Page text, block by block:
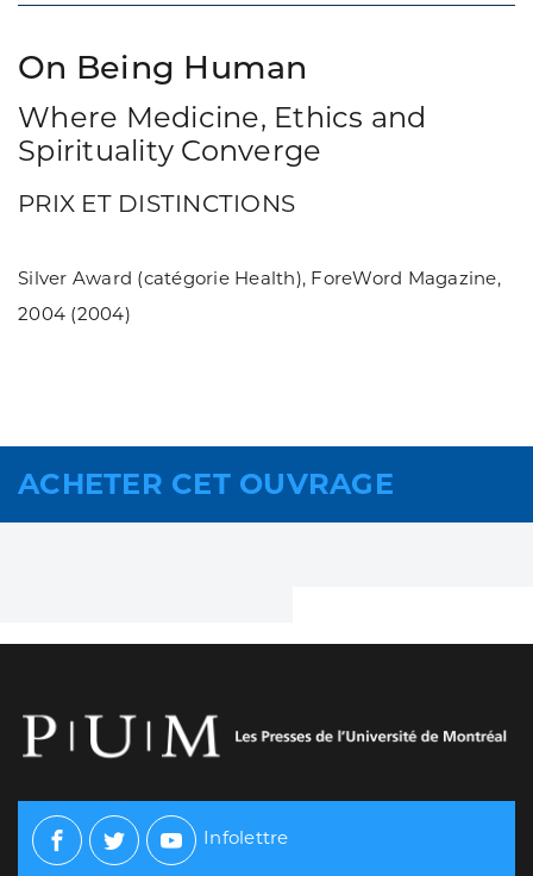
On Being Human
Where Medicine, Ethics and
Spirituality Converge
PRIX ET DISTINCTIONS
Silver Award (catégorie Health), ForeWord Magazine,
2004 (2004)
ACHETER CET OUVRAGE
Facebook
TwitterYoutube
Infolettre